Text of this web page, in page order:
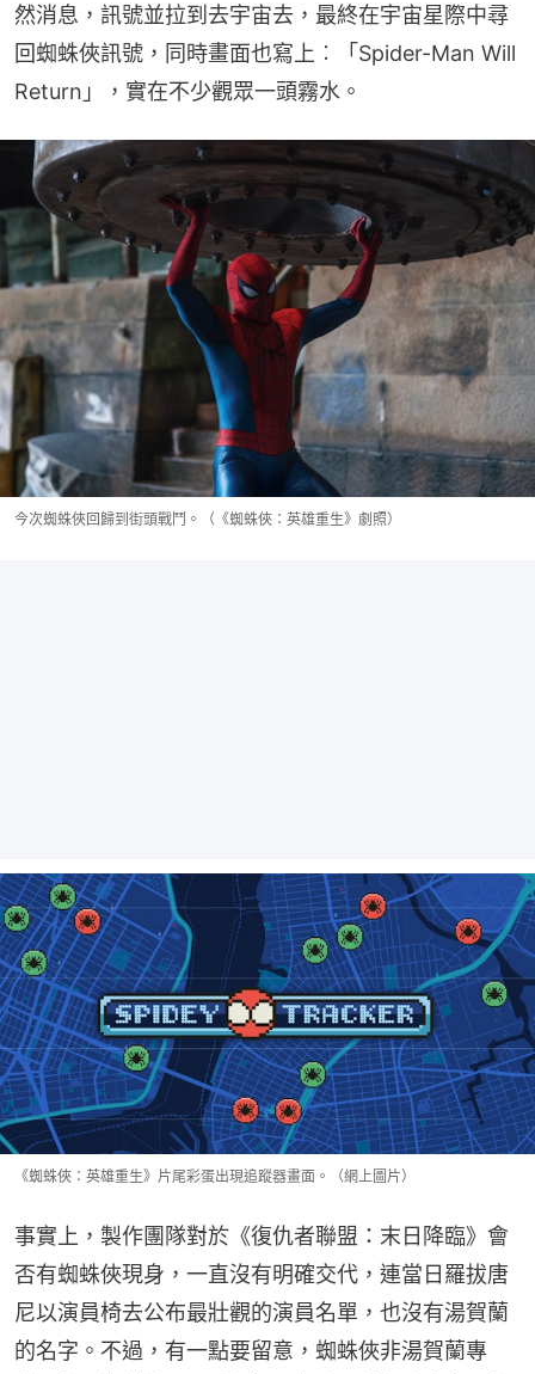
然消息，訊號並拉到去宇宙去，最終在宇宙星際中尋
回蜘蛛俠訊號，同時畫面也寫上︰「Spider-Man Will
Return」，實在不少觀眾一頭霧水。
今次蜘蛛俠回歸到街頭戰鬥。（《蜘蛛俠：英雄重生》劇照）
《蜘蛛俠：英雄重生》片尾彩蛋出現追蹤器畫面。（網上圖片）
事實上，製作團隊對於《復仇者聯盟：末日降臨》會
否有蜘蛛俠現身，一直沒有明確交代，連當日羅拔唐
尼以演員椅去公布最壯觀的演員名單，也沒有湯賀蘭
的名字。不過，有一點要留意，蜘蛛俠非湯賀蘭專